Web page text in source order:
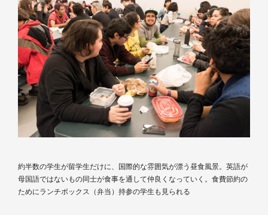
約半数の学生が留学生だけに、国際的な雰囲気が漂う昼食風景。英語が
母国語ではないもの同士が食事を通して仲良くなっていく。食費節約の
ためにランチボックス（弁当）持参の学生も見られる